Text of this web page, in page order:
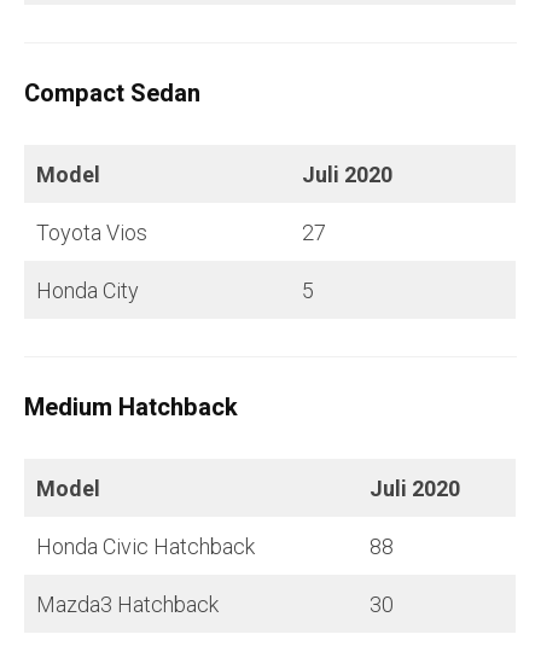
Compact Sedan
Model Juli 2020
Toyota Vios 27
Honda City 5
Medium Hatchback
Model Juli 2020
Honda Civic Hatchback 88
Mazda3 Hatchback 30